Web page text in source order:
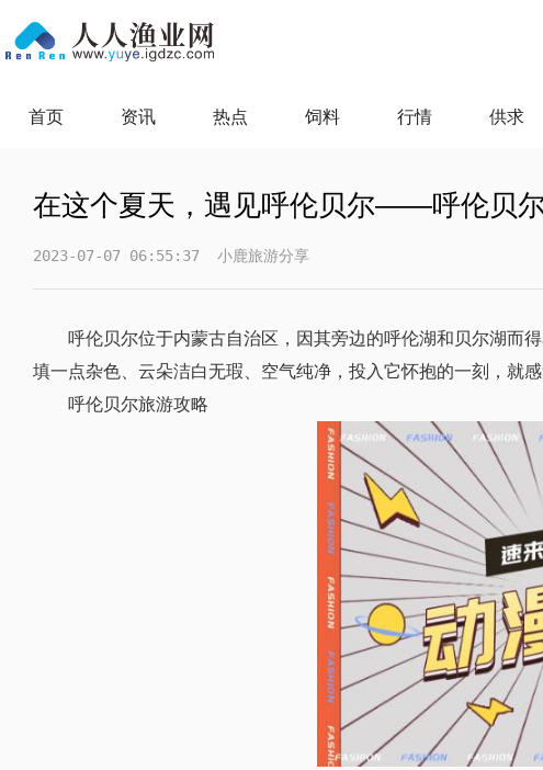
首页 资讯 热点 饲料 行情 供求
在这个夏天，遇见呼伦贝尔——呼伦贝尔
2023-07-07 06:55:37 小鹿旅游分享
呼伦贝尔位于内蒙古自治区，因其旁边的呼伦湖和贝尔湖而
填一点杂色、云朵洁白无瑕、空气纯净，投入它怀抱的一刻，就
呼伦贝尔旅游攻略